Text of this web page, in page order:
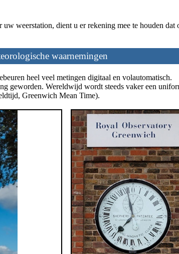
weerstation, dient u er rekening mee te houden
waarnemingen
heel veel metingen digitaal en volautomatisch.
geworden. Wereldwijd wordt steeds vaker een
Greenwich Mean Time).